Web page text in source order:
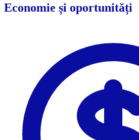
Economie și oportunități